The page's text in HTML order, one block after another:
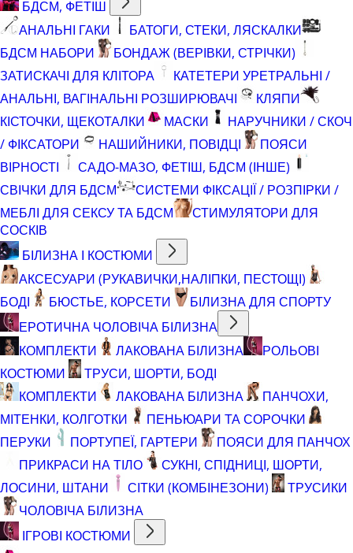
БДСМ, ФЕТІШ
АНАЛЬНІ ГАКИ
БАТОГИ, СТЕКИ, ЛЯСКАЛКИ
БДСМ НАБОРИ
БОНДАЖ (ВЕРІВКИ, СТРІЧКИ)
ЗАТИСКАЧІ ДЛЯ КЛІТОРА
КАТЕТЕРИ УРЕТРАЛЬНІ /
АНАЛЬНІ, ВАГІНАЛЬНІ РОЗШИРЮВАЧІ
КЛЯПИ
КІСТОЧКИ, ЩЕКОТАЛКИ
МАСКИ
НАРУЧНИКИ / СКОЧ
/ ФІКСАТОРИ
НАШИЙНИКИ, ПОВІДЦІ
ПОЯСИ
ВІРНОСТІ
САДО-МАЗО, ФЕТІШ, БДСМ (ІНШЕ)
СВІЧКИ ДЛЯ БДСМ
СИСТЕМИ ФІКСАЦІЇ / РОЗПІРКИ /
МЕБЛІ ДЛЯ СЕКСУ ТА БДСМ
СТИМУЛЯТОРИ ДЛЯ
СОСКІВ
БІЛИЗНА І КОСТЮМИ
АКСЕСУАРИ (РУКАВИЧКИ,НАЛІПКИ, ПЕСТОЩІ)
БОДІ
БЮСТЬЕ, КОРСЕТИ
БІЛИЗНА ДЛЯ СПОРТУ
ЕРОТИЧНА ЧОЛОВІЧА БІЛИЗНА
КОМПЛЕКТИ
ЛАКОВАНА БІЛИЗНА
РОЛЬОВІ
КОСТЮМИ
ТРУСИ, ШОРТИ, БОДІ
КОМПЛЕКТИ
ЛАКОВАНА БІЛИЗНА
ПАНЧОХИ,
МІТЕНКИ, КОЛГОТКИ
ПЕНЬЮАРИ ТА СОРОЧКИ
ПЕРУКИ
ПОРТУПЕЇ, ГАРТЕРИ
ПОЯСИ ДЛЯ ПАНЧОХ
ПРИКРАСИ НА ТІЛО
СУКНІ, СПІДНИЦІ, ШОРТИ,
ЛОСИНИ, ШТАНИ
СІТКИ (КОМБІНЕЗОНИ)
ТРУСИКИ
ЧОЛОВІЧА БІЛИЗНА
ІГРОВІ КОСТЮМИ